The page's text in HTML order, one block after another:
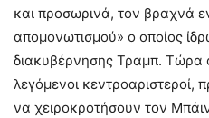
και προσωρινά, τον βραχνά
απομονωτισμού» ο οποίος
διακυβέρνησης Τραμπ. Τώρα
λεγόμενοι κεντροαριστεροί,
να χειροκροτήσουν τον